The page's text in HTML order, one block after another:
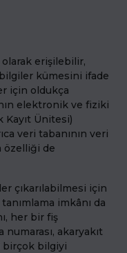
erişilebilir,
kümesini ifade
için oldukça
elektronik ve fiziki
Ünitesi)
veri tabanının veri
özelliği de
çıkarılabilmesi için
imkânı da
her bir fiş
akaryakıt
birçok bilgiyi